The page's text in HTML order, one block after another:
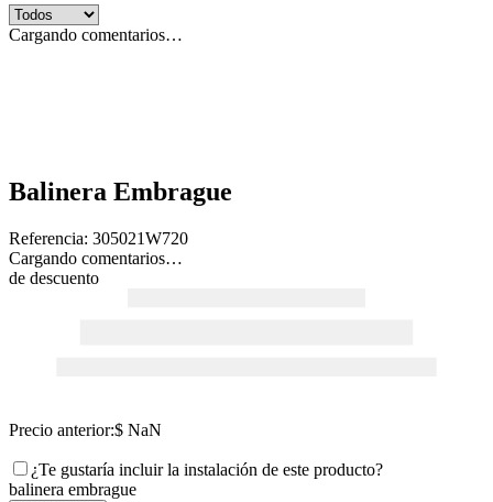
Cargando comentarios…
Balinera Embrague
Referencia: 305021W720
Cargando comentarios…
de descuento
Precio anterior:$ NaN
¿Te gustaría incluir la instalación de este producto?
balinera embrague